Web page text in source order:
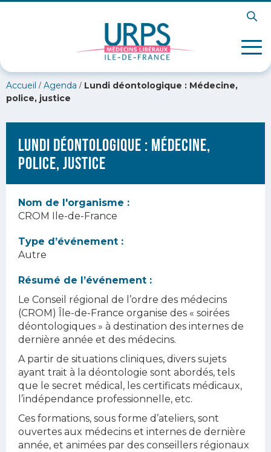
Accueil / Agenda / Lundi déontologique : Médecine,
police, justice
Lundi déontologique : Médecine,
police, justice
Nom de l'organisme :
CROM Ile-de-France
Type d’événement :
Autre
Résumé de l’événement :
Le Conseil régional de l’ordre des médecins
(CROM) Île-de-France organise des « soirées
déontologiques » à destination des internes de
dernière année et des médecins.
A partir de situations cliniques, divers sujets
ayant trait à la déontologie sont abordés, tels
que le secret médical, les certificats médicaux,
l’indépendance professionnelle, etc.
Ces formations, sous forme d’ateliers, sont
ouvertes aux médecins et internes de dernière
année, et animées par des conseillers régionaux